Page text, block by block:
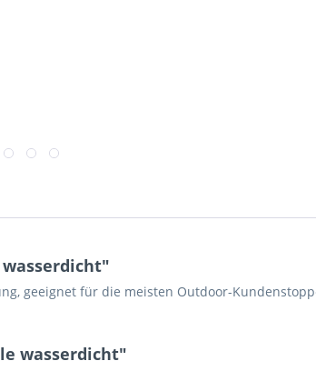
geeignet für die meisten Outdoor-
wasserdicht"